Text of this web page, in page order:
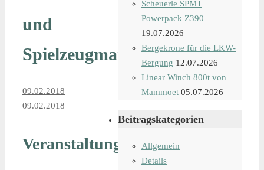
und
Spielzeugmarkt
09.02.2018
09.02.2018
Veranstaltungsdetails
Scheuerle SPMT
Powerpack Z390
19.07.2026
Bergekrone für die LKW-
Bergung 12.07.2026
Linear Winch 800t von
Mammoet 05.07.2026
Beitragskategorien
Allgemein
Details